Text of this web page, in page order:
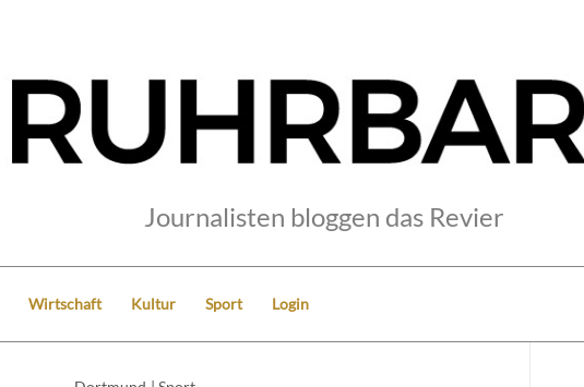
Journalisten bloggen das Revier
Wirtschaft Kultur Sport Login